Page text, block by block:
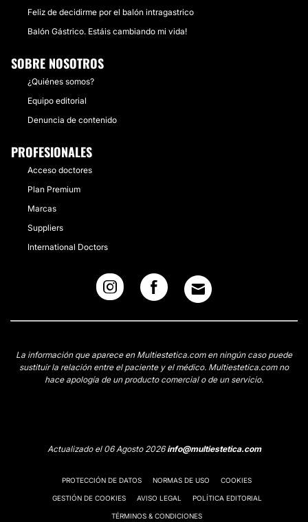
Feliz de decidirme por el balón intragastrico
Balón Gástrico. Estáis cambiando mi vida!
SOBRE NOSOTROS
¿Quiénes somos?
Equipo editorial
Denuncia de contenido
PROFESIONALES
Acceso doctores
Plan Premium
Marcas
Suppliers
International Doctors
La información que aparece en Multiestetica.com en ningún caso puede
sustituir la relación entre el paciente y el médico. Multiestetica.com no
hace apología de un producto comercial o de un servicio.
Actualizado el 06 Agosto 2026info@multiestetica.com
PROTECCIÓN DE DATOS NORMAS DE USO COOKIES
GESTIÓN DE COOKIES AVISO LEGAL POLÍTICA EDITORIAL
TÉRMINOS & CONDICIONES